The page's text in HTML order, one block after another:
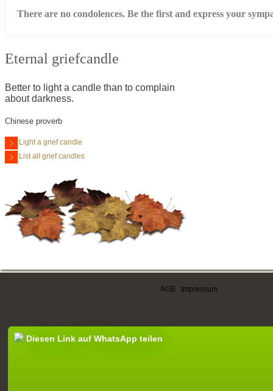
There are no condolences. Be the first and express your
Eternal griefcandle
Better to light a candle than to complain
about darkness.
Chinese proverb
Light a grief candle
List all grief candles
AGB Impressum
Diesen Link auf WhatsApp teilen